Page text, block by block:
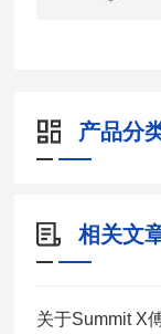
产品分
相关文
关于Summit X